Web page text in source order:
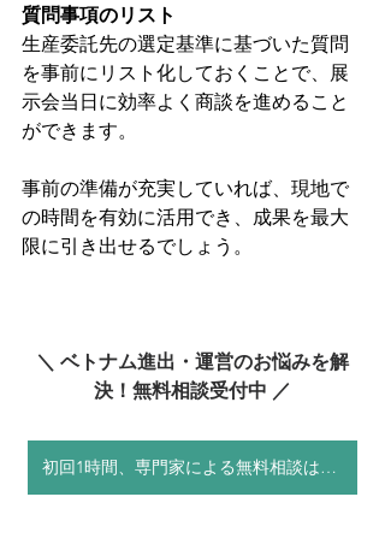
質問事項のリスト
生産委託先の選定基準に基づいた質問
を事前にリスト化しておくことで、展
示会当日に効率よく商談を進めること
ができます。
事前の準備が充実していれば、現地で
の時間を有効に活用でき、成果を最大
限に引き出せるでしょう。
＼ ベトナム進出・運営のお悩みを解
決！無料相談受付中 ／
初回1時間、専門家による無料相談はこちら！